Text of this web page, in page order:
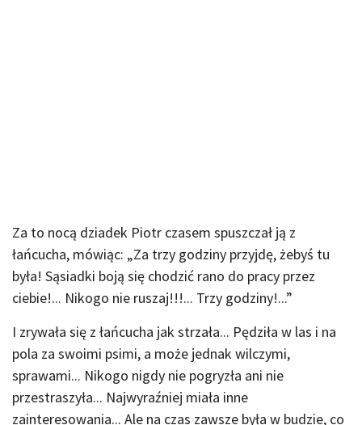
Za to nocą dziadek Piotr czasem spuszczał ją z
łańcucha, mówiąc: „Za trzy godziny przyjdę, żebyś tu
była! Sąsiadki boją się chodzić rano do pracy przez
ciebie!... Nikogo nie ruszaj!!!... Trzy godziny!...”
I zrywała się z łańcucha jak strzała... Pędziła w las i na
pola za swoimi psimi, a może jednak wilczymi,
sprawami... Nikogo nigdy nie pogryzła ani nie
przestraszyła... Najwyraźniej miała inne
zainteresowania... Ale na czas zawsze była w budzie, co